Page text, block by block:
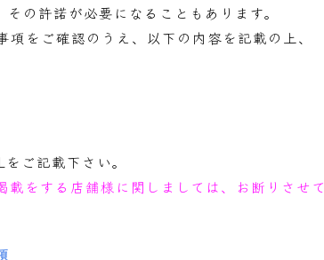
の許諾が必要になることもあります。
をご確認のうえ、以下の内容を記載の上、
ご記載下さい。
をする店舗様に関しましては、お断りさせて